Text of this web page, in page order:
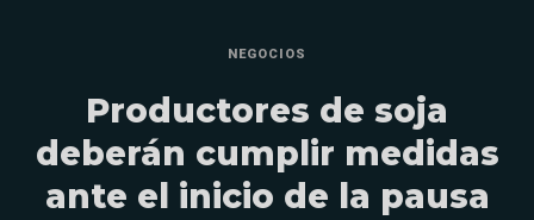
NEGOCIOS
Productores de soja
deberán cumplir medidas
ante el inicio de la pausa